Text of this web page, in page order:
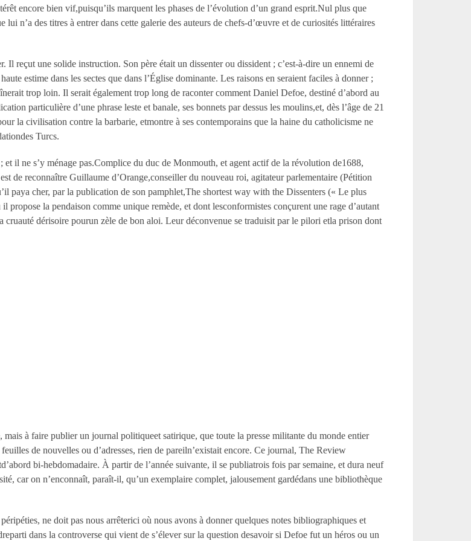
encore bien vif,puisqu’ils marquent les phases de l’évolution d’un grand esprit.Nul plus que
n’a des titres à entrer dans cette galerie des auteurs de chefs-d’œuvre et de curiosités littéraires
reçut une solide instruction. Son père était un dissenter ou dissident ; c’est-à-dire un ennemi de
estime dans les sectes que dans l’Église dominante. Les raisons en seraient faciles à donner ;
trop loin. Il serait également trop long de raconter comment Daniel Defoe, destiné d’abord au
particulière d’une phrase leste et banale, ses bonnets par dessus les moulins,et, dès l’âge de 21
la civilisation contre la barbarie, etmontre à ses contemporains que la haine du catholicisme ne
Turcs.
il ne s’y ménage pas.Complice du duc de Monmouth, et agent actif de la révolution de1688,
de reconnaître Guillaume d’Orange,conseiller du nouveau roi, agitateur parlementaire (Pétition
paya cher, par la publication de son pamphlet,The shortest way with the Dissenters (« Le plus
la pendaison comme unique remède, et dont lesconformistes conçurent une rage d’autant
cruauté dérisoire pourun zèle de bon aloi. Leur déconvenue se traduisit par le pilori etla prison dont
à faire publier un journal politiqueet satirique, que toute la presse militante du monde entier
de nouvelles ou d’adresses, rien de pareiln’existait encore. Ce journal, The Review
bi-hebdomadaire. À partir de l’année suivante, il se publiatrois fois par semaine, et dura neuf
car on n’enconnaît, paraît-il, qu’un exemplaire complet, jalousement gardédans une bibliothèque
ne doit pas nous arrêterici où nous avons à donner quelques notes bibliographiques et
dans la controverse qui vient de s’élever sur la question desavoir si Defoe fut un héros ou un